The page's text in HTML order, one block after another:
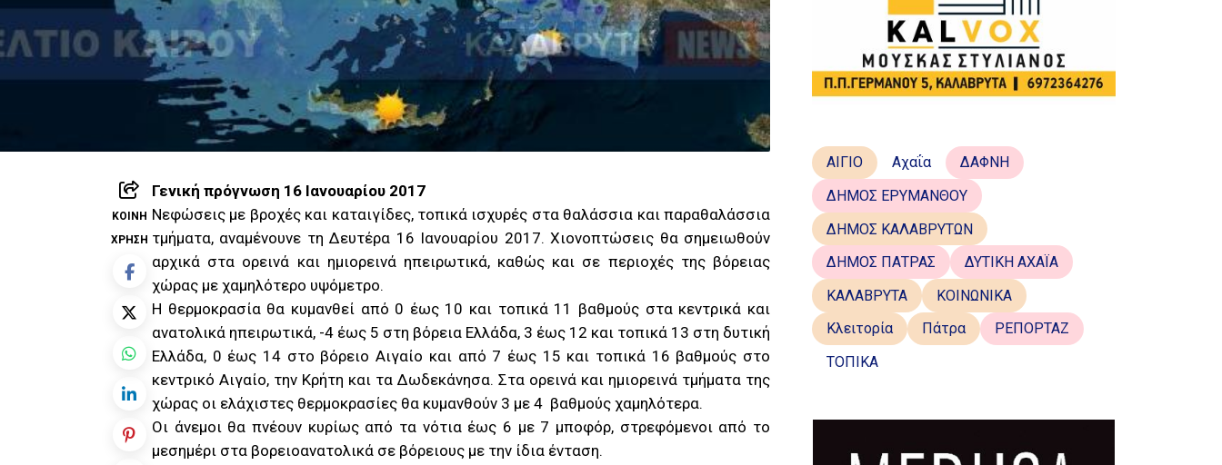
ΚΟΙΝΉ
ΧΡΉΣΗ
Γενική πρόγνωση 16 Ιανουαρίου 2017
Νεφώσεις με βροχές και καταιγίδες, τοπικά ισχυρές στα θαλάσσια και παραθαλάσσια
τμήματα, αναμένουνε τη Δευτέρα 16 Ιανουαρίου 2017. Χιονοπτώσεις θα σημειωθούν
αρχικά στα ορεινά και ημιορεινά ηπειρωτικά, καθώς και σε περιοχές της βόρειας
χώρας με χαμηλότερο υψόμετρο.
Η θερμοκρασία θα κυμανθεί από 0 έως 10 και τοπικά 11 βαθμούς στα κεντρικά και
ανατολικά ηπειρωτικά, -4 έως 5 στη βόρεια Ελλάδα, 3 έως 12 και τοπικά 13 στη δυτική
Ελλάδα, 0 έως 14 στο βόρειο Αιγαίο και από 7 έως 15 και τοπικά 16 βαθμούς στο
κεντρικό Αιγαίο, την Κρήτη και τα Δωδεκάνησα. Στα ορεινά και ημιορεινά τμήματα της
χώρας οι ελάχιστες θερμοκρασίες θα κυμανθούν 3 με 4 βαθμούς χαμηλότερα.
Οι άνεμοι θα πνέουν κυρίως από τα νότια έως 6 με 7 μποφόρ, στρεφόμενοι από το
μεσημέρι στα βορειοανατολικά σε βόρειους με την ίδια ένταση.
ΑΙΓΙΟ Αχαΐα
ΔΑΦΝΗ
ΔΗΜΟΣ ΕΡΥΜΑΝΘΟΥ
ΔΗΜΟΣ ΚΑΛΑΒΡΥΤΩΝ
ΔΗΜΟΣ ΠΑΤΡΑΣ
ΔΥΤΙΚΗ ΑΧΑΪΑ
ΚΑΛΑΒΡΥΤΑ
ΚΟΙΝΩΝΙΚΑ
Κλειτορία
Πάτρα
ΡΕΠΟΡΤΑΖ
ΤΟΠΙΚΑ